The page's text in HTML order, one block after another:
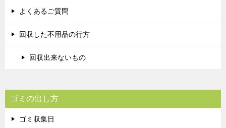
よくあるご質問
回収した不用品の行方
回収出来ないもの
ゴミの出し方
ゴミ収集日